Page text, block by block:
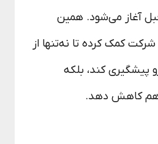
آغاز می‌شود. همین
کمک کرده تا نه‌تنها از
پیشگیری کند، بلکه
هم کاهش دهد.